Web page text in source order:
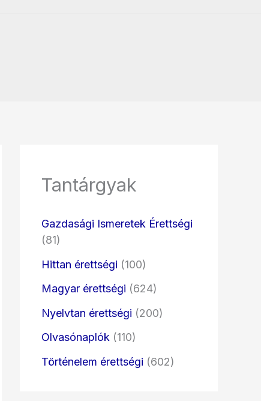
Tantárgyak
Gazdasági Ismeretek Érettségi
(81)
Hittan érettségi (100)
Magyar érettségi (624)
Nyelvtan érettségi (200)
Olvasónaplók (110)
Történelem érettségi (602)